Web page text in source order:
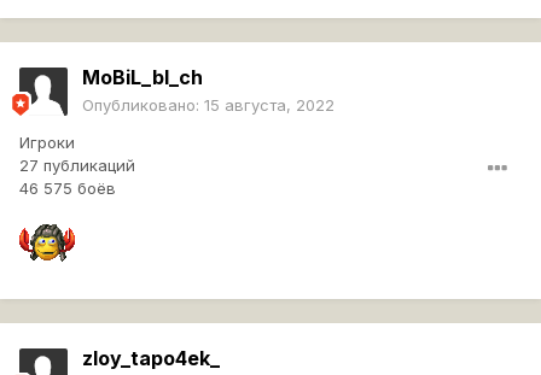
MoBiL_bl_ch
Опубликовано: 15 августа, 2022
Игроки
27 публикаций
46 575 боёв
zloy_tapo4ek_